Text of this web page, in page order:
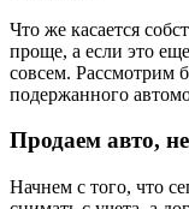
Что же касается
проще, а если это
совсем. Рассмотрим
подержанного
Продаем авто,
Начнем с того, что